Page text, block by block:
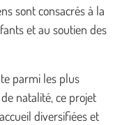
sont consacrés à la
et au soutien des
parmi les plus
natalité, ce projet
diversifiées et